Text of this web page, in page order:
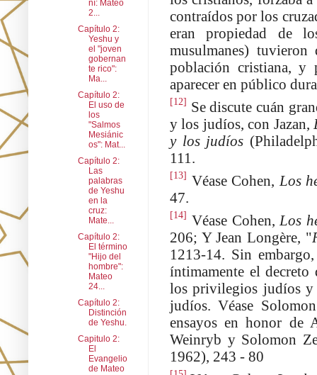
contraídos por los
eran propiedad de
musulmanes)
población cristiana,
aparecer en público
[12] Se discute cuán
y los judíos, con Jazan,
y los judíos
111.
[13] Véase Cohen, Los
47.
[14] Véase Cohen, Los
206; Y Jean Longère, "
1213-14. Sin
íntimamente el
los privilegios judíos y
judíos. Véase
ensayos en honor de
Weinryb y Solomon
1962), 243 - 80
ní: Mateo
2...
Capítulo 2:
Yeshu y
el "joven
gobernan
te rico":
Ma...
Capítulo 2:
El uso de
los
"Salmos
Mesiánic
os": Mat...
Capítulo 2:
Las
palabras
de Yeshu
en la
cruz:
Mate...
Capítulo 2:
El término
"Hijo del
hombre":
Mateo
24...
Capítulo 2:
Distinción
de Yeshu.
Capitulo 2:
El
Evangelio
de Mateo